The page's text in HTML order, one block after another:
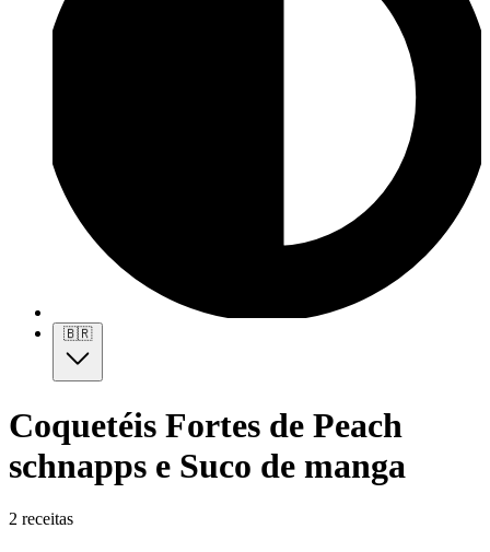
🇧🇷
Coquetéis Fortes de Peach
schnapps e Suco de manga
2 receitas